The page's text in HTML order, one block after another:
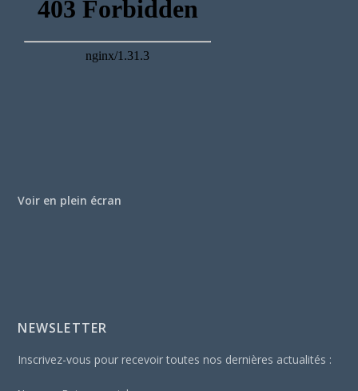
Voir en plein écran
NEWSLETTER
Inscrivez-vous pour recevoir toutes nos dernières actualités :